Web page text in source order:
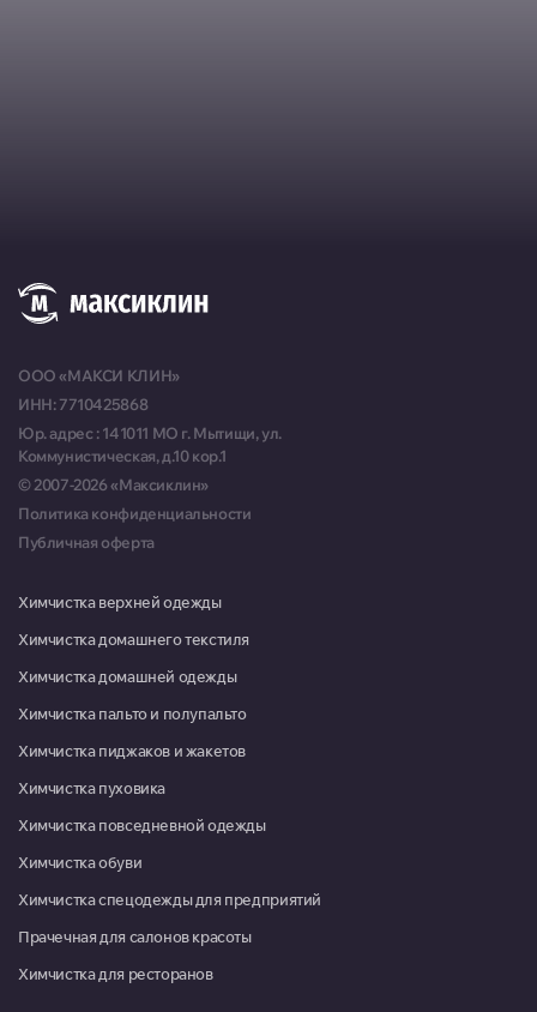
Москва, Краснопролетарская улица, д. 8, стр. 1
Пн-Сб 10:00-19:00
г. Красногорск, ул. 50 лет Октября, д. 12, Торговый комплекс «Парк»
г. Королев, ул. Пушкинская, д. 13, магазин "Сантехника"
09:00-18:00
Пн-Пт 09:00-18:00, Сб 10:00-
Красноармейск, микрорайон Северный, д. 22
08:00-16:00
Пн-Пт 09:00-20:00, Сб-Вс
09:00-19:00
Москва, г. Московский, ул. Атласова, д. 9
ООО «МАКСИ КЛИН»
ИНН: 7710425868
Юр. адрес : 141011 МО г. Мытищи, ул.
Коммунистическая, д.10 кор.1
© 2007-2026 «Максиклин»
Политика конфиденциальности
Публичная оферта
Химчистка верхней одежды
Химчистка домашнего текстиля
Химчистка домашней одежды
Химчистка пальто и полупальто
Химчистка пиджаков и жакетов
Химчистка пуховика
Химчистка повседневной одежды
Химчистка обуви
Химчистка спецодежды для предприятий
Прачечная для салонов красоты
Химчистка для ресторанов